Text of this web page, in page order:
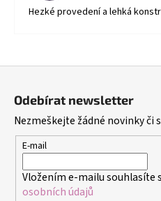
Hezké provedení a lehká
Odebírat newsletter
Nezmeškejte žádné novinky či
E-mail
Vložením e-mailu souhlasíte s
osobních údajů